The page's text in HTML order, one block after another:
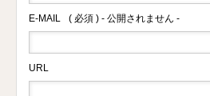
E-MAIL ( 必須 ) - 公開されません -
URL